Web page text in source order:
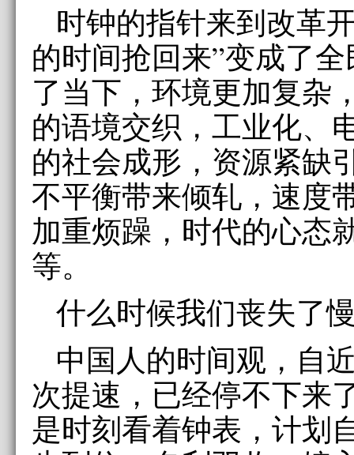
时钟的指针来到改革
的时间抢回来”变成了
了当下，环境更加复杂
的语境交织，工业化、
的社会成形，资源紧缺
不平衡带来倾轧，速度
加重烦躁，时代的心态
等。
什么时候我们丧失了
中国人的时间观，自
次提速，已经停不下来
是时刻看着钟表，计划